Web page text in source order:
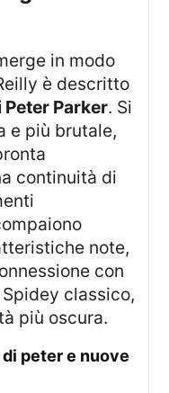
è descritto
Parker. Si
e più brutale,
continuità di
note,
con
classico,
più oscura.